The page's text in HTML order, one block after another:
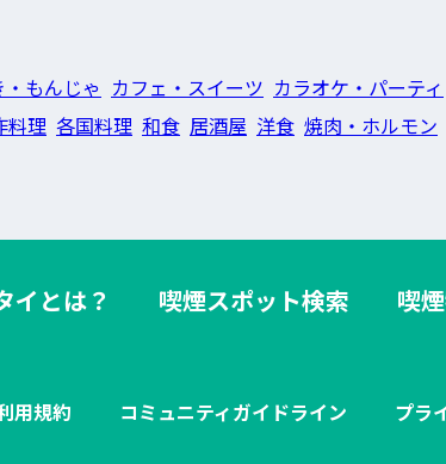
もんじゃ カフェ・スイーツ カラオケ・パーティ
料理 各国料理 和食 居酒屋 洋食 焼肉・ホルモン
イとは？ 喫煙スポット検索 喫
用規約 コミュニティガイドライン プラ